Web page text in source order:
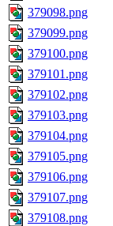
379098.png
379099.png
379100.png
379101.png
379102.png
379103.png
379104.png
379105.png
379106.png
379107.png
379108.png